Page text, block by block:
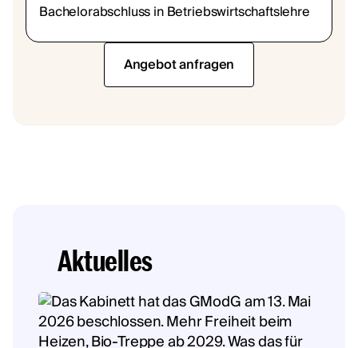
Bachelorabschluss in Betriebswirtschaftslehre
Angebot anfragen
Aktuelles